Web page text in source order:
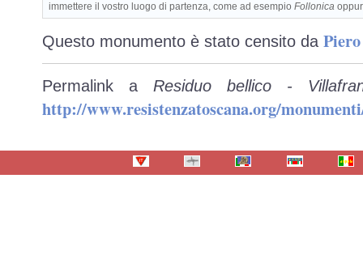
immettere il vostro luogo di partenza, come ad esempio Follonica
Questo monumento è stato censito da
Permalink a Residuo bellico -
http://www.resistenzatoscana.org/